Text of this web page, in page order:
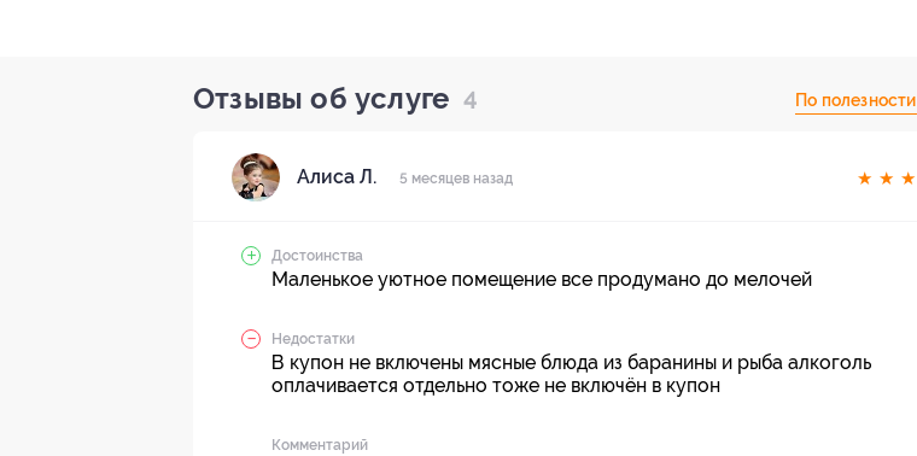
Отзывы об услуге 4 По полезности
Алиса Л. 5 месяцев назад ★ ★ ★
Достоинства
Маленькое уютное помещение все продумано до мелочей
Недостатки
В купон не включены мясные блюда из баранины и рыба алкоголь
оплачивается отдельно тоже не включён в купон
Комментарий